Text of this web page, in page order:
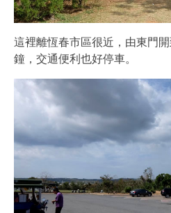
這裡離恆春市區很近，由東門
鐘，交通便利也好停車。